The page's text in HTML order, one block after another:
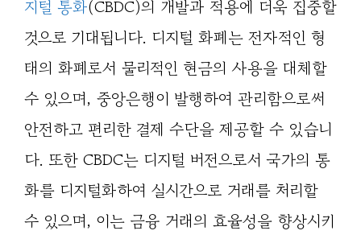
지털 통화(CBDC)의 개발과 적용에 더욱 집중할
것으로 기대됩니다. 디지털 화폐는 전자적인 형
태의 화폐로서 물리적인 현금의 사용을 대체할
수 있으며, 중앙은행이 발행하여 관리함으로써
안전하고 편리한 결제 수단을 제공할 수 있습니
다. 또한 CBDC는 디지털 버전으로서 국가의 통
화를 디지털화하여 실시간으로 거래를 처리할
수 있으며, 이는 금융 거래의 효율성을 향상시키